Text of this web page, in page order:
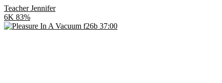
Teacher Jennifer
6K 83%
37:00